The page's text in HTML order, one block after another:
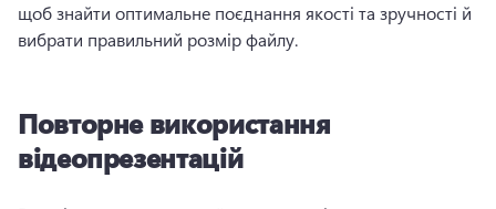
щоб знайти оптимальне поєднання якості та зручності й
вибрати правильний розмір файлу.
Повторне використання
відеопрезентацій